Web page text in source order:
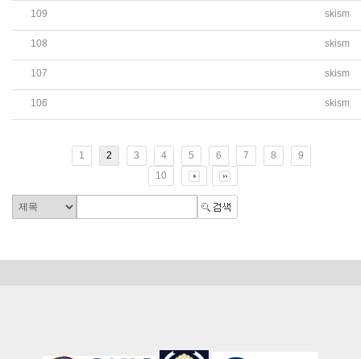
109 (중등 영자신문 3월) 중국 올해 경제성장 목표치 상향 조
skism
108 (중등 영자신문 3월) TV 탐사 프로그램 보도 사과 요구
skism
107 (중등 영자신문 3월) AI뉴스산업과 미디어 & 촉법소년 연
skism
106 (중등 영자신문 3월) 중앙대학교 한국외국어대학교 본교
skism
1 2 3 4 5 6 7 8
9
10